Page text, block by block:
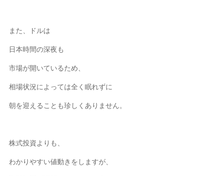
また、ドルは
日本時間の深夜も
市場が開いているため、
相場状況によっては全く眠れずに
朝を迎えることも珍しくありません。
株式投資よりも、
わかりやすい値動きをしますが、